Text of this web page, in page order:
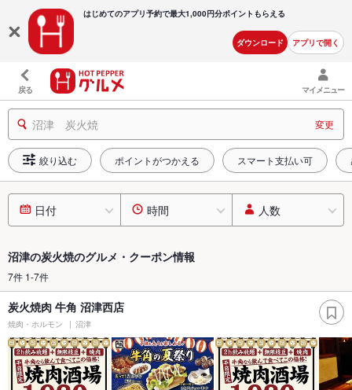
はじめてのアプリ予約で最大1,000円分ポイントもらえる
ダウンロード アプリで開く
戻る マイメニュー
沼津 炭火焼 変更
絞り込む ポイントがつかえる スマート支払い可
日付 時間 人数
沼津の炭火焼のグルメ・クーポン情報
7件 1-7件
炭火焼肉 牛角 沼津西店
焼肉・ホルモン 沼津